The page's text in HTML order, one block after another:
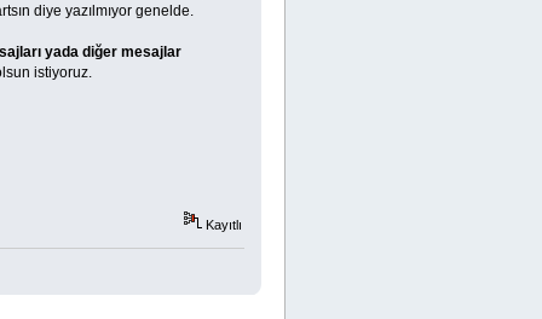
diye yazılmıyor genelde.
yada diğer mesajlar
istiyoruz.
Kayıtlı